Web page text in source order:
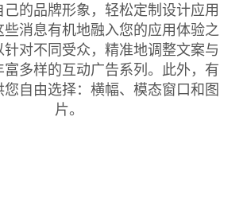
的品牌形象，轻松定制设计应用
些消息有机地融入您的应用体验之
针对不同受众，精准地调整文案与
富多样的互动广告系列。此外，有
您自由选择：横幅、模态窗口和图
片。